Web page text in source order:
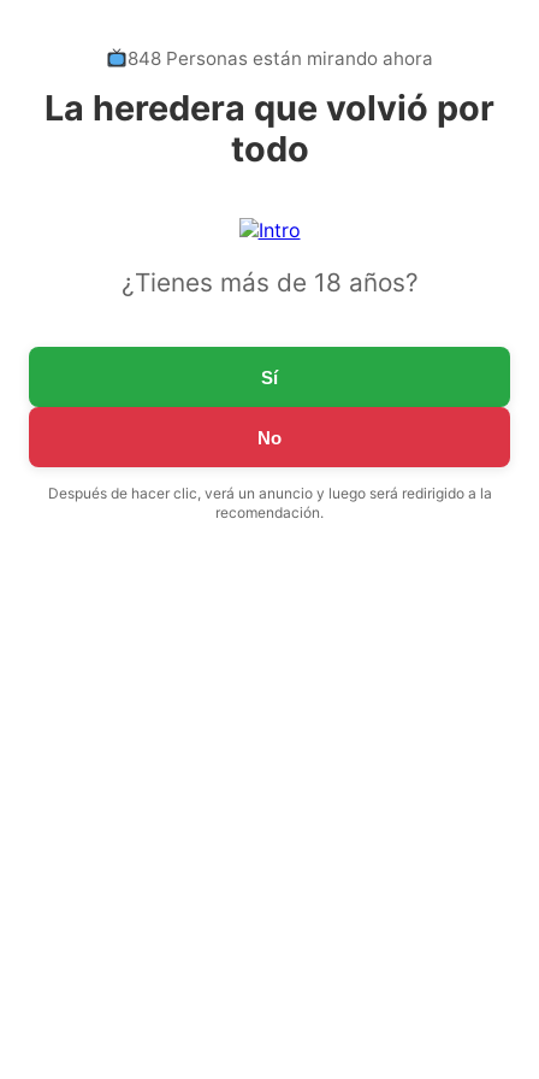
848 Personas están mirando ahora
La heredera que volvió por
todo
¿Tienes más de 18 años?
Sí
No
Después de hacer clic, verá un anuncio y luego será redirigido a la
recomendación.